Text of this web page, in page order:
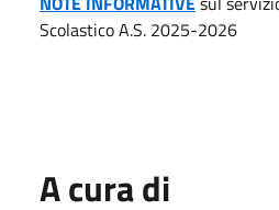
Scolastico A.S. 2025-2026
A cura di